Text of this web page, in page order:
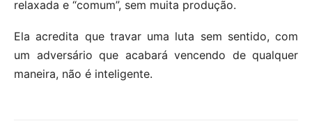
relaxada e “comum”, sem muita produção.
Ela acredita que travar uma luta sem sentido, com
um adversário que acabará vencendo de qualquer
maneira, não é inteligente.